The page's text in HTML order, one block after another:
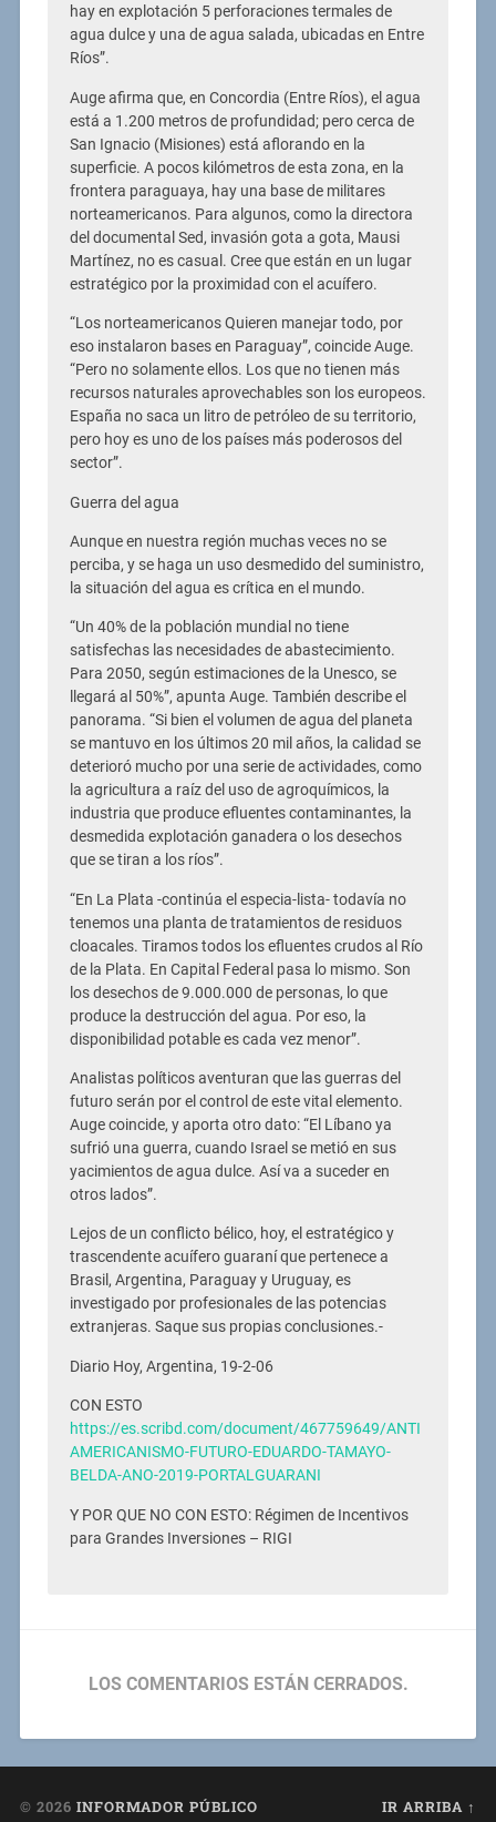
hay en explotación 5 perforaciones termales de
agua dulce y una de agua salada, ubicadas en Entre
Ríos”.
Auge afirma que, en Concordia (Entre Ríos), el agua
está a 1.200 metros de profundidad; pero cerca de
San Ignacio (Misiones) está aflorando en la
superficie. A pocos kilómetros de esta zona, en la
frontera paraguaya, hay una base de militares
norteamericanos. Para algunos, como la directora
del documental Sed, invasión gota a gota, Mausi
Martínez, no es casual. Cree que están en un lugar
estratégico por la proximidad con el acuífero.
“Los norteamericanos Quieren manejar todo, por
eso instalaron bases en Paraguay”, coincide Auge.
“Pero no solamente ellos. Los que no tienen más
recursos naturales aprovechables son los europeos.
España no saca un litro de petróleo de su territorio,
pero hoy es uno de los países más poderosos del
sector”.
Guerra del agua
Aunque en nuestra región muchas veces no se
perciba, y se haga un uso desmedido del suministro,
la situación del agua es crítica en el mundo.
“Un 40% de la población mundial no tiene
satisfechas las necesidades de abastecimiento.
Para 2050, según estimaciones de la Unesco, se
llegará al 50%”, apunta Auge. También describe el
panorama. “Si bien el volumen de agua del planeta
se mantuvo en los últimos 20 mil años, la calidad se
deterioró mucho por una serie de actividades, como
la agricultura a raíz del uso de agroquímicos, la
industria que produce efluentes contaminantes, la
desmedida explotación ganadera o los desechos
que se tiran a los ríos”.
“En La Plata -continúa el especia-lista- todavía no
tenemos una planta de tratamientos de residuos
cloacales. Tiramos todos los efluentes crudos al Río
de la Plata. En Capital Federal pasa lo mismo. Son
los desechos de 9.000.000 de personas, lo que
produce la destrucción del agua. Por eso, la
disponibilidad potable es cada vez menor”.
Analistas políticos aventuran que las guerras del
futuro serán por el control de este vital elemento.
Auge coincide, y aporta otro dato: “El Líbano ya
sufrió una guerra, cuando Israel se metió en sus
yacimientos de agua dulce. Así va a suceder en
otros lados”.
Lejos de un conflicto bélico, hoy, el estratégico y
trascendente acuífero guaraní que pertenece a
Brasil, Argentina, Paraguay y Uruguay, es
investigado por profesionales de las potencias
extranjeras. Saque sus propias conclusiones.-
Diario Hoy, Argentina, 19-2-06
CON ESTO
https://es.scribd.com/document/467759649/ANTI
AMERICANISMO-FUTURO-EDUARDO-TAMAYO-
BELDA-ANO-2019-PORTALGUARANI
Y POR QUE NO CON ESTO: Régimen de Incentivos
para Grandes Inversiones – RIGI
LOS COMENTARIOS ESTÁN CERRADOS.
© 2026 INFORMADOR PÚBLICO IR ARRIBA ↑